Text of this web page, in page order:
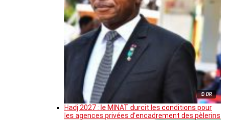
© DR
Hadj 2027 : le MINAT durcit les conditions pour
les agences privées d’encadrement des pèlerins